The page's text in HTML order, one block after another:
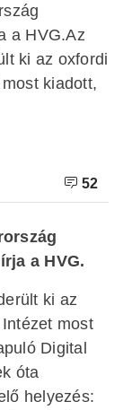
a HVG.Az
ki az oxfordi
kiadott,
52
a HVG.
ki az
most
Digital
óta
helyezés: